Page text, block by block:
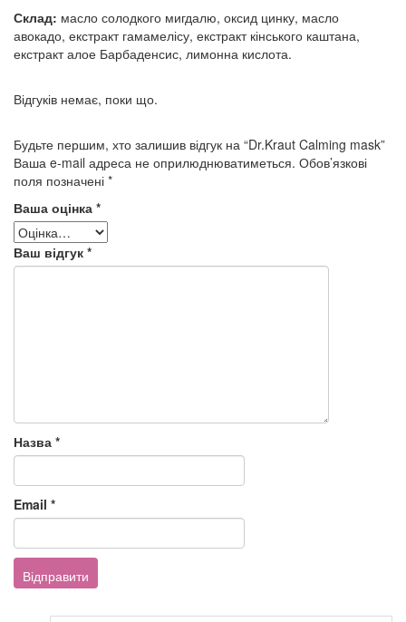
Склад: масло солодкого мигдалю, оксид цинку, масло
авокадо, екстракт гамамелісу, екстракт кінського каштана,
екстракт алое Барбаденсис, лимонна кислота.
Відгуків немає, поки що.
Будьте першим, хто залишив відгук на “Dr.Kraut Calming mask”
Ваша e-mail адреса не оприлюднюватиметься. Обов’язкові
поля позначені *
Ваша оцінка *
Ваш відгук *
Назва *
Email *